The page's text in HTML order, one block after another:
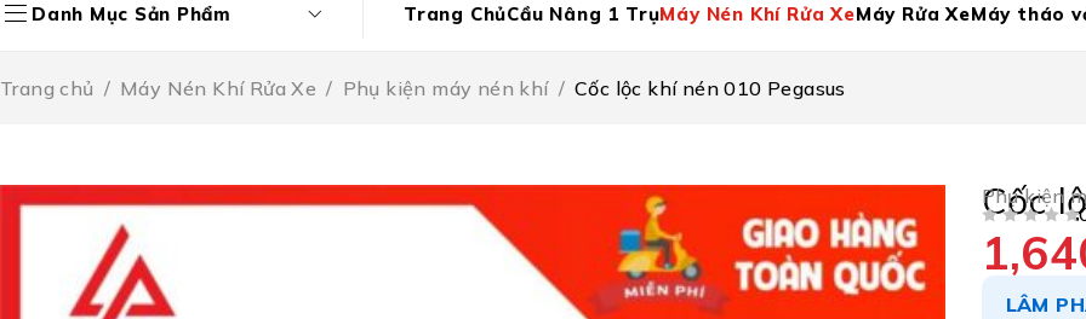
Danh Mục Sản Phẩm Trang ChủCầu Nâng 1 TrụMáy Nén Khí Rửa XeMáy Rửa XeMáy tháo
Trang chủ / Máy Nén Khí Rửa Xe / Phụ kiện máy nén khí / Cốc lộc khí nén 010 Pegasus
Phụ kiện
Cốc
LÂM